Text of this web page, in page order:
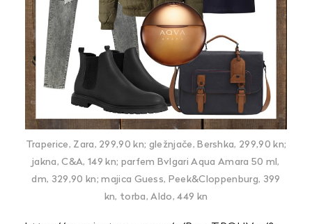
Traperice, Zara, 299,90 kn; gležnjače, Bershka, 299,90 kn;
jakna, C&A, 149 kn; parfem Bvlgari Aqua Amara 50 ml,
dm, 329,90 kn; majica Guess, Peek&Cloppenburg, 399
kn, torba, Aldo, 449 kn